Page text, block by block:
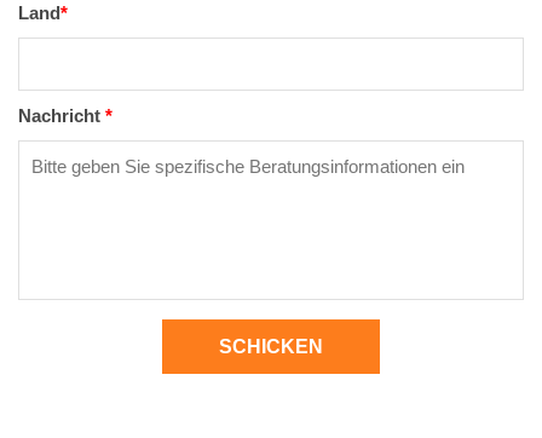
Land*
Nachricht *
SCHICKEN